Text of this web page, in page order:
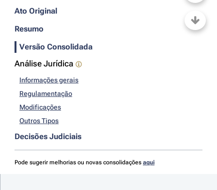
Ato Original
Resumo
Versão Consolidada
Análise Jurídica
Informações gerais
Regulamentação
Modificações
Outros Tipos
Decisões Judiciais
Pode sugerir melhorias ou novas consolidações aqui